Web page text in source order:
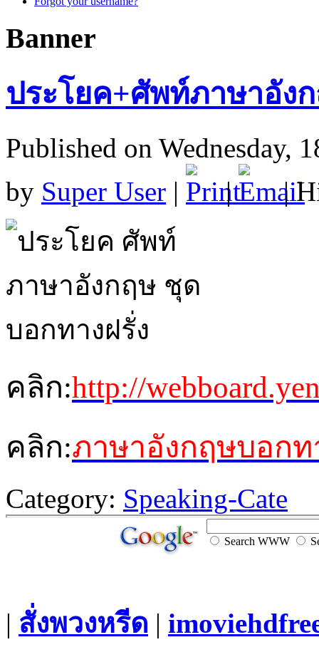
Banner
ประโยค+ศัพท์ภาษาอัง
Published on Wednesday,
by Super User | | |
คลิก:http://
คลิก:ภาษาอังกฤษบอกท
Category: Speaking-Cate
Search WWW
| สั่งพวงหรีด |